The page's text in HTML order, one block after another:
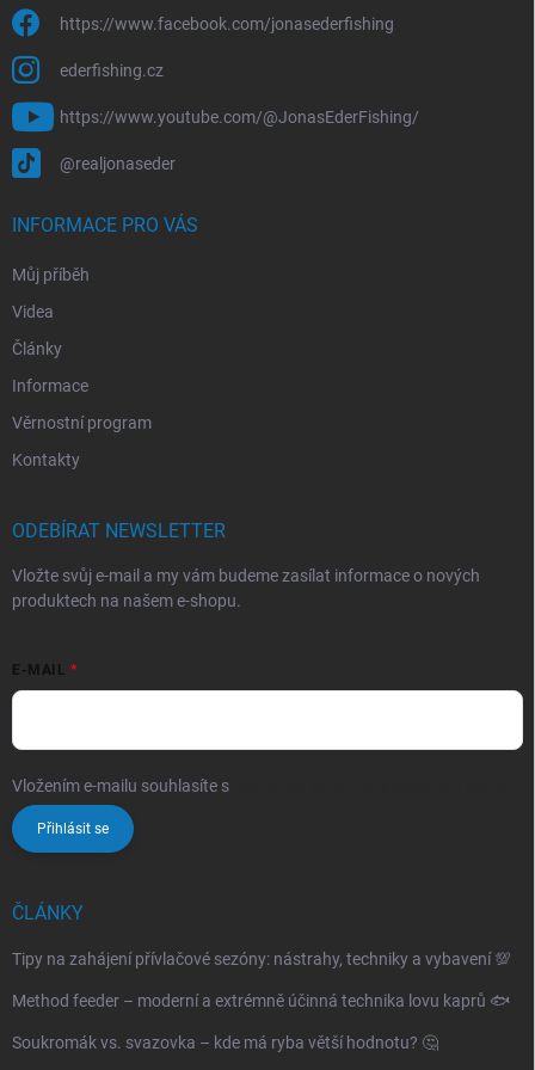
https://www.facebook.com/jonasederfishing
ederfishing.cz
https://www.youtube.com/@JonasEderFishing/
@realjonaseder
INFORMACE PRO VÁS
Můj příběh
Videa
Články
Informace
Věrnostní program
Kontakty
ODEBÍRAT NEWSLETTER
Vložte svůj e-mail a my vám budeme zasílat informace o nových
produktech na našem e-shopu.
E-MAIL
Vložením e-mailu souhlasíte s
Přihlásit se
ČLÁNKY
Tipy na zahájení přívlačové sezóny: nástrahy, techniky a vybavení 💯
Method feeder – moderní a extrémně účinná technika lovu kaprů 🐟
Soukromák vs. svazovka – kde má ryba větší hodnotu? 🤔